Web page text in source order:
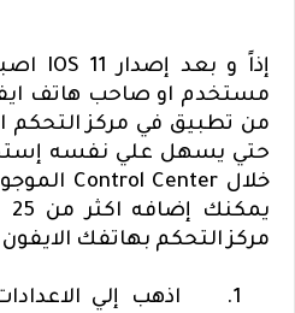
إذاً و بعد إصدار IOS 11
مستخدم او صاحب هاتف
من تطبيق في مركز التحكم
حتي يسهل علي نفسه
خلال Control Center
مركز التحكم بهاتفك الايفون
1.
اذهب إلي